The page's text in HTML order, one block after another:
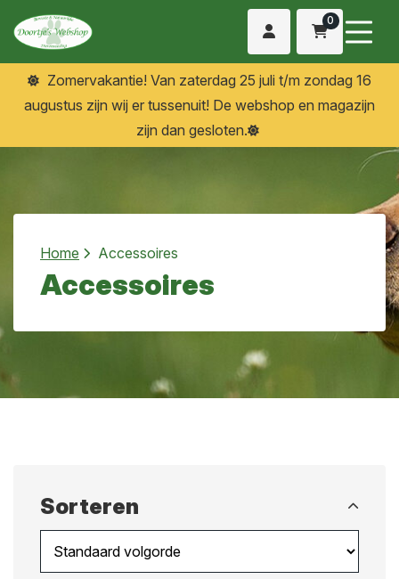
0
Zomervakantie! Van zaterdag 25 juli t/m zondag 16
augustus zijn wij er tussenuit! De webshop en magazijn
zijn dan gesloten.
Home Accessoires
Accessoires
Sorteren